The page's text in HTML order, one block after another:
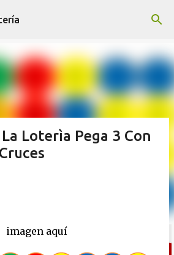
contenido principal
Loterìa Pega 3 Con
imagen aquí